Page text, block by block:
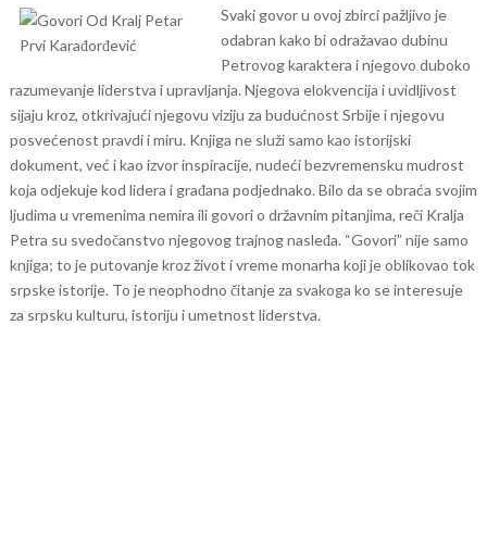
Svaki govor u ovoj zbirci pažljivo je
odabran kako bi odražavao dubinu
Petrovog karaktera i njegovo duboko
razumevanje liderstva i upravljanja. Njegova elokvencija i uvidljivost
sijaju kroz, otkrivajući njegovu viziju za budućnost Srbije i njegovu
posvećenost pravdi i miru. Knjiga ne služi samo kao istorijski
dokument, već i kao izvor inspiracije, nudeći bezvremensku mudrost
koja odjekuje kod lidera i građana podjednako. Bilo da se obraća svojim
ljudima u vremenima nemira ili govori o državnim pitanjima, reči Kralja
Petra su svedočanstvo njegovog trajnog nasleđa. “Govori” nije samo
knjiga; to je putovanje kroz život i vreme monarha koji je oblikovao tok
srpske istorije. To je neophodno čitanje za svakoga ko se interesuje
za srpsku kulturu, istoriju i umetnost liderstva.